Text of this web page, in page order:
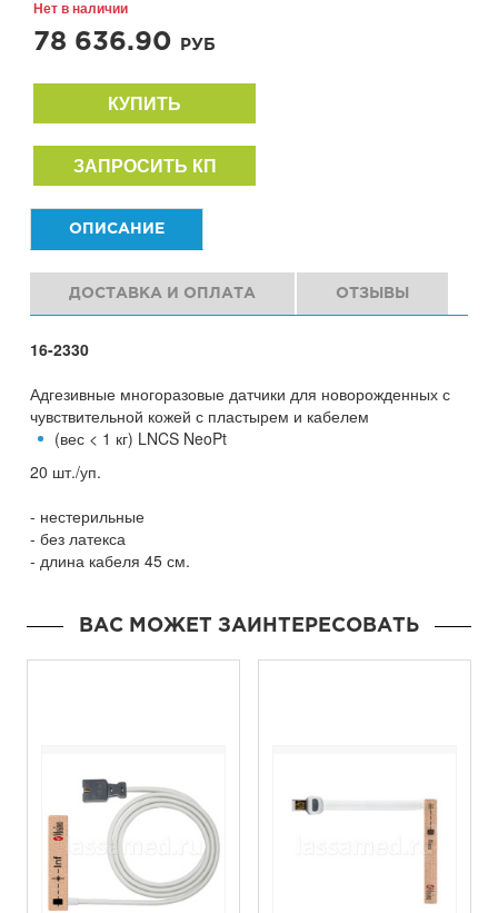
Нет в наличии
78 636.90 РУБ
КУПИТЬ
ЗАПРОСИТЬ КП
ОПИСАНИЕ
ДОСТАВКА И ОПЛАТА ОТЗЫВЫ
16-2330
Адгезивные многоразовые датчики для новорожденных с
чувствительной кожей с пластырем и кабелем
(вес < 1 кг) LNCS NeoPt
20 шт./уп.
- нестерильные
- без латекса
- длина кабеля 45 см.
ВАС МОЖЕТ ЗАИНТЕРЕСОВАТЬ